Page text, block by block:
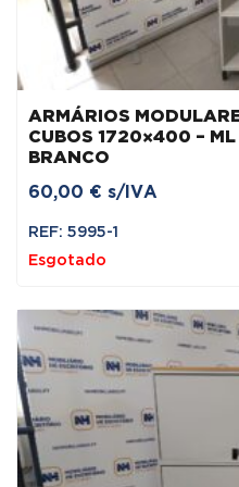
ARMÁRIOS
CUBOS 1720×400 –
BRANCO
60,00 € s/IVA
REF: 5995-1
Esgotado